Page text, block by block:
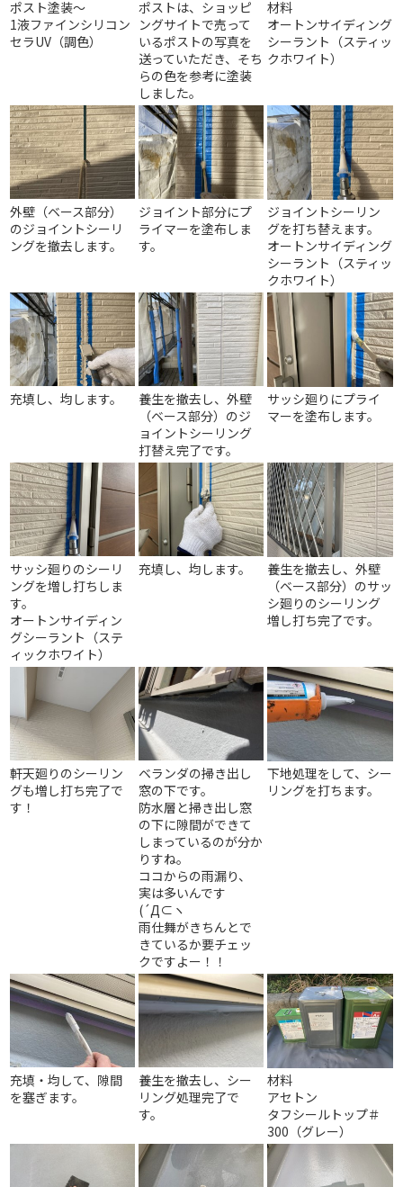
ポスト塗装～
1液ファインシリコン
セラUV（調色）
ポストは、ショッピ
ングサイトで売って
いるポストの写真を
送っていただき、そち
らの色を参考に塗装
しました。
材料
オートンサイディング
シーラント（スティッ
クホワイト）
外壁（ベース部分）
のジョイントシーリ
ングを撤去します。
ジョイント部分にプ
ライマーを塗布しま
す。
ジョイントシーリン
グを打ち替えます。
オートンサイディング
シーラント（スティッ
クホワイト）
充填し、均します。
養生を撤去し、外壁
（ベース部分）のジ
ョイントシーリング
打替え完了です。
サッシ廻りにプライ
マーを塗布します。
サッシ廻りのシーリ
ングを増し打ちしま
す。
オートンサイディン
グシーラント（ステ
ィックホワイト）
充填し、均します。
養生を撤去し、外壁
（ベース部分）のサッ
シ廻りのシーリング
増し打ち完了です。
軒天廻りのシーリン
グも増し打ち完了で
す！
ベランダの掃き出し
窓の下です。
防水層と掃き出し窓
の下に隙間ができて
しまっているのが分か
りすね。
ココからの雨漏り、
実は多いんです
(´Д⊂ヽ
雨仕舞がきちんとで
きているか要チェッ
クですよー！！
下地処理をして、シー
リングを打ちます。
充填・均して、隙間
を塞ぎます。
養生を撤去し、シー
リング処理完了で
す。
材料
アセトン
タフシールトップ＃
300（グレー）